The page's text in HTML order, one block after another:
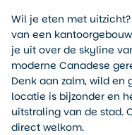
Wil je eten met uitzicht?
van een
je uit over de skyline
moderne Canadese
Denk aan zalm, wild en
locatie is bijzonder en
uitstraling van de stad.
direct welkom.